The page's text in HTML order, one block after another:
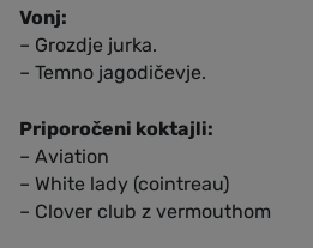
Vonj:
– Grozdje jurka.
– Temno jagodičevje.
Priporočeni koktajli:
– Aviation
– White lady (cointreau)
– Clover club z vermouthom